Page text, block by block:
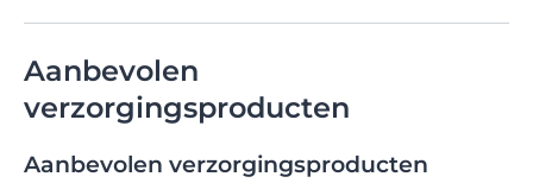
Aanbevolen
verzorgingsproducten
Aanbevolen verzorgingsproducten